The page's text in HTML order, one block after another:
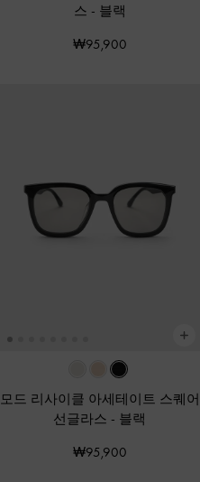
스 - 블랙
₩95,900
모드 리사이클 아세테이트 스퀘어
선글라스 - 블랙
₩95,900